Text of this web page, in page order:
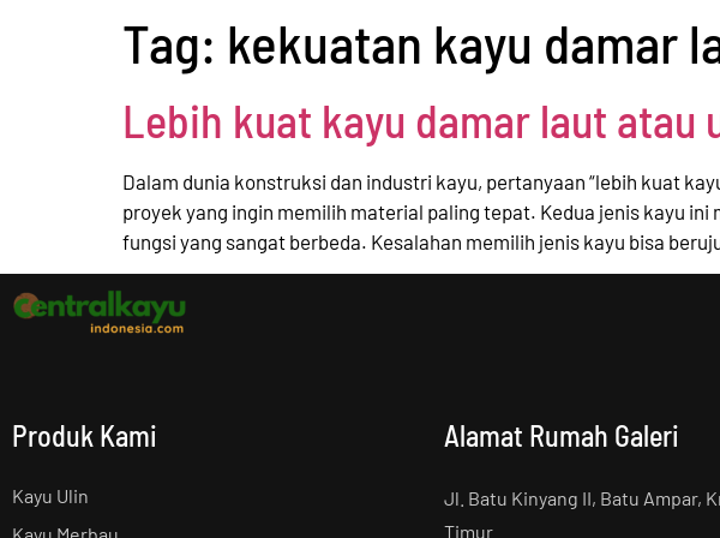
Tag: kekuatan kayu damar
Lebih kuat kayu damar laut atau
Dalam dunia konstruksi dan industri kayu, pertanyaan “lebih kuat
proyek yang ingin memilih material paling tepat. Kedua jenis kayu
fungsi yang sangat berbeda. Kesalahan memilih jenis kayu bisa
Produk Kami
Kayu Ulin
Alamat Rumah Galeri
Jl. Batu Kinyang II, Batu Ampar,
Timur